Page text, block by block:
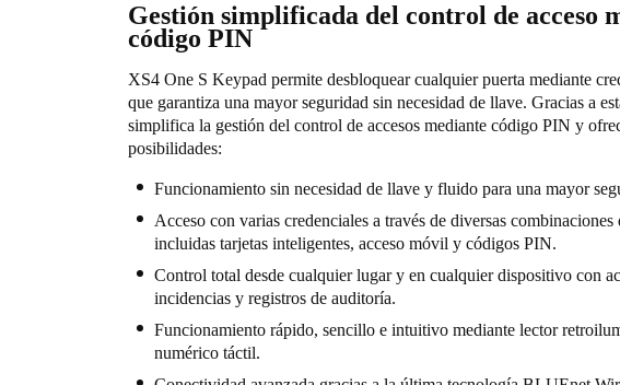
Gestión simplificada del control de acceso
código PIN
XS4 One S Keypad permite desbloquear cualquier puerta mediante
que garantiza una mayor seguridad sin necesidad de llave. Gracias a
simplifica la gestión del control de accesos mediante código PIN y
posibilidades:
Funcionamiento sin necesidad de llave y fluido para una mayor
Acceso con varias credenciales a través de diversas combinaciones
incluidas tarjetas inteligentes, acceso móvil y códigos PIN.
Control total desde cualquier lugar y en cualquier dispositivo con
incidencias y registros de auditoría.
Funcionamiento rápido, sencillo e intuitivo mediante lector
numérico táctil.